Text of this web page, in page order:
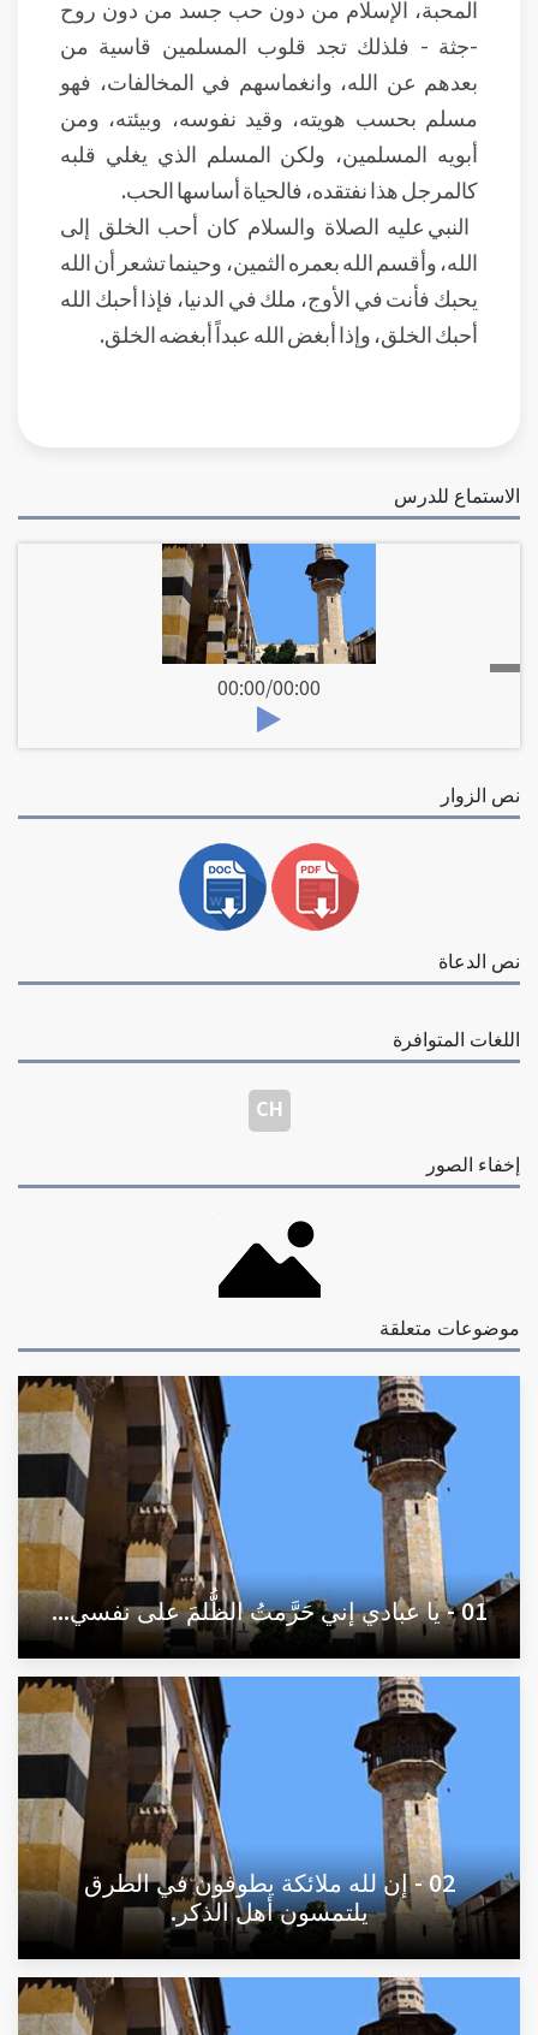
المحبة، الإسلام من دون حب جسد من دون روح
-جثة - فلذلك تجد قلوب المسلمين قاسية من
بعدهم عن الله، وانغماسهم في المخالفات، فهو
مسلم بحسب هويته، وقيد نفوسه، وبيئته، ومن
أبويه المسلمين، ولكن المسلم الذي يغلي قلبه
كالمرجل هذا نفتقده، فالحياة أساسها الحب.
النبي عليه الصلاة والسلام كان أحب الخلق إلى
الله، وأقسم الله بعمره الثمين، وحينما تشعر أن الله
يحبك فأنت في الأوج، ملك في الدنيا، فإذا أحبك الله
أحبك الخلق، وإذا أبغض الله عبداً أبغضه الخلق.
الاستماع للدرس
00:00/00:00
نص الزوار
نص الدعاة
اللغات المتوافرة
CH
إخفاء الصور
موضوعات متعلقة
01 - يا عبادي إني حَرَّمتُ الظُّلمَ على نفسي...
02 - إن لله ملائكة يطوفون في الطرق
يلتمسون أهل الذكر.